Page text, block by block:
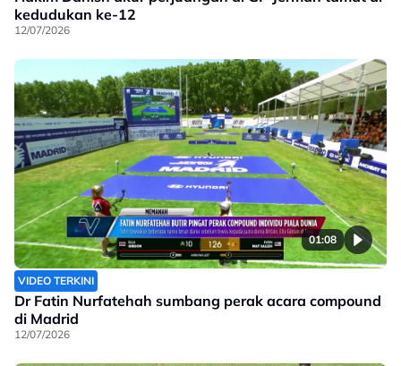
kedudukan ke-12
12/07/2026
01:08
VIDEO TERKINI
Dr Fatin Nurfatehah sumbang perak acara compound
di Madrid
12/07/2026